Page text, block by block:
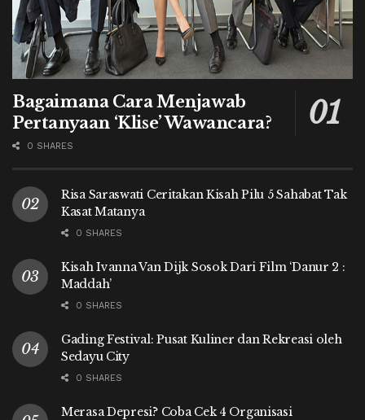
Bagaimana Cara Menjawab
Pertanyaan ‘Klise’ Wawancara?
0 SHARES
Risa Saraswati Ceritakan Kisah Pilu 5 Sahabat Tak
Kasat Matanya
0 SHARES
Kisah Ivanna Van Dijk Sosok Dari Film ‘Danur 2 :
Maddah’
0 SHARES
Gading Festival: Pusat Kuliner dan Rekreasi oleh
Sedayu City
0 SHARES
Merasa Depresi? Coba Cek 4 Organisasi